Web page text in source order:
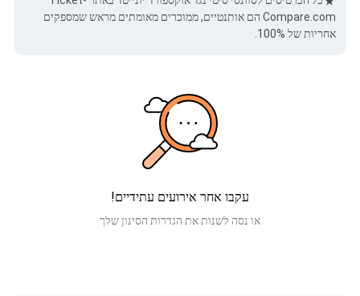
Compare.com הם אותנטיים, ממוכרים מאומתים מראש שמספקים
אחריות של 100%.
עקבו אחר אירועים עתידיים!
או נסה לשנות את הגדרות הסינון שלך